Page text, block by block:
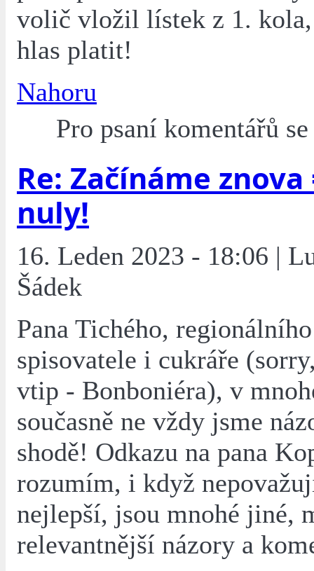
volič vložil lístek z 1. kola,
hlas platit!
Nahoru
Pro psaní komentářů
Re: Začínáme znova
nuly!
16. Leden 2023 - 18:06 |
Šádek
Pana Tichého,
spisovatele i cukráře
vtip - Bonboniéra), v
současně ne vždy jsme
shodě! Odkazu na pana
rozumím, i když
nejlepší, jsou mnohé jiné,
relevantnější názory a